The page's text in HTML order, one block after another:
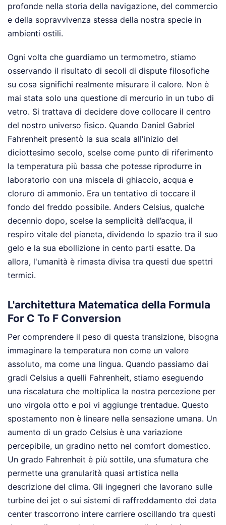
profonde nella storia della navigazione, del commercio
e della sopravvivenza stessa della nostra specie in
ambienti ostili.
Ogni volta che guardiamo un termometro, stiamo
osservando il risultato di secoli di dispute filosofiche
su cosa significhi realmente misurare il calore. Non è
mai stata solo una questione di mercurio in un tubo di
vetro. Si trattava di decidere dove collocare il centro
del nostro universo fisico. Quando Daniel Gabriel
Fahrenheit presentò la sua scala all'inizio del
diciottesimo secolo, scelse come punto di riferimento
la temperatura più bassa che potesse riprodurre in
laboratorio con una miscela di ghiaccio, acqua e
cloruro di ammonio. Era un tentativo di toccare il
fondo del freddo possibile. Anders Celsius, qualche
decennio dopo, scelse la semplicità dell’acqua, il
respiro vitale del pianeta, dividendo lo spazio tra il suo
gelo e la sua ebollizione in cento parti esatte. Da
allora, l'umanità è rimasta divisa tra questi due spettri
termici.
L'architettura Matematica della Formula
For C To F Conversion
Per comprendere il peso di questa transizione, bisogna
immaginare la temperatura non come un valore
assoluto, ma come una lingua. Quando passiamo dai
gradi Celsius a quelli Fahrenheit, stiamo eseguendo
una riscalatura che moltiplica la nostra percezione per
uno virgola otto e poi vi aggiunge trentadue. Questo
spostamento non è lineare nella sensazione umana. Un
aumento di un grado Celsius è una variazione
percepibile, un gradino netto nel comfort domestico.
Un grado Fahrenheit è più sottile, una sfumatura che
permette una granularità quasi artistica nella
descrizione del clima. Gli ingegneri che lavorano sulle
turbine dei jet o sui sistemi di raffreddamento dei data
center trascorrono intere carriere oscillando tra questi